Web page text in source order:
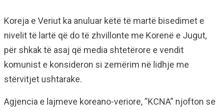
Koreja e Veriut ka anuluar këtë të martë bisedimet e
nivelit të lartë që do të zhvillonte me Korenë e Jugut,
për shkak të asaj që media shtetërore e vendit
komunist e konsideron si zemërim në lidhje me
stërvitjet ushtarake.
Agjencia e lajmeve koreano-veriore, “KCNA” njofton se